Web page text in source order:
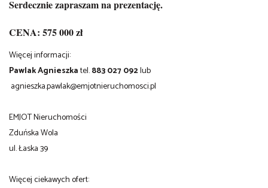
Serdecznie zapraszam na prezentację.
CENA: 575 000 zł
Więcej informacji:
Pawlak Agnieszkatel.883 027 092lub
agnieszka.pawlak@emjotnieruchomosci.pl
EMJOT Nieruchomości
Zduńska Wola
ul. Łaska 39
Więcej ciekawych ofert: